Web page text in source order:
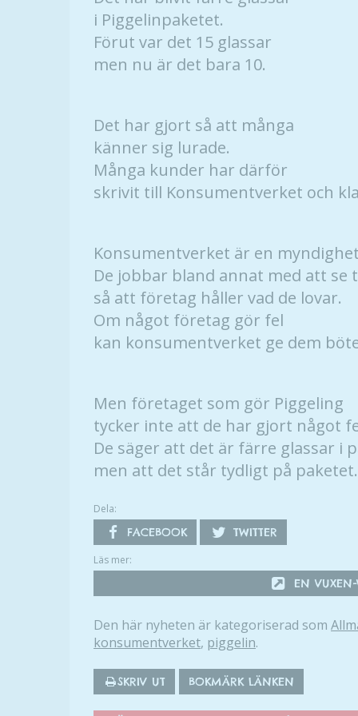
i Piggelinpaketet.
Förut var det 15 glassar
men nu är det bara 10.
Det har gjort så att många
känner sig lurade.
Många kunder har därför
skrivit till Konsumentverket och
Konsumentverket är en
De jobbar bland annat med att se
så att företag håller vad de lovar.
Om något företag gör fel
kan konsumentverket ge dem
Men företaget som gör Piggeling
tycker inte att de har gjort något
De säger att det är färre glassar i
men att det står tydligt på paketet.
Dela:
FACEBOOK TWITTER
Läs mer:
EN VUXEN-
Den här nyheten är kategoriserad som
konsumentverket, piggelin.
SKRIV UT BOKMÄRK LÄNKEN